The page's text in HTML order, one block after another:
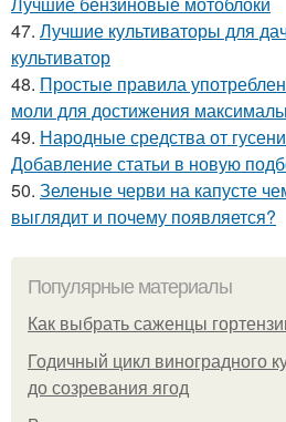
47. Лучшие культиваторы для
культиватор
48. Простые правила
моли для достижения
49. Народные средства от
Добавление статьи в новую
50. Зеленые черви на капусте
выглядит и почему появляется?
Популярные материалы
Как выбрать саженцы
Годичный цикл виноградного
до созревания ягод